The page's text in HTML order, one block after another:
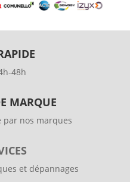
48h
MARQUE
par nos marques
et dépannages